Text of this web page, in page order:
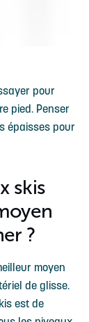
pour
pied. Penser
épaisses pour
skis
?
moyen
de glisse.
est de